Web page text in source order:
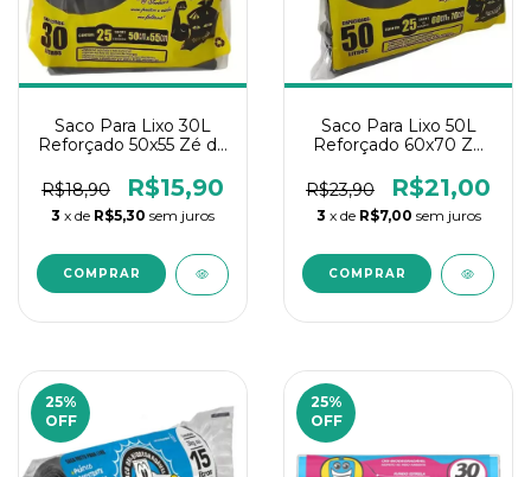
Saco Para Lixo 30L
Reforçado 50x55 Zé do
R$18,90
R$15,90
3 x de R$5,30 sem juros
Saco Para Lixo 50L
Reforçado 60x70 Zé
R$23,90
R$21,00
3 x de R$7,00 sem juros
25%
OFF
25%
OFF